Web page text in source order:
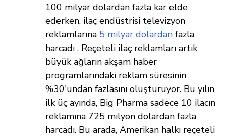
100 milyar dolardan fazla kar elde
ederken, ilaç endüstrisi televizyon
reklamlarına 5 milyar dolardan fazla
harcadı . Reçeteli ilaç reklamları artık
büyük ağların akşam haber
programlarındaki reklam süresinin
%30'undan fazlasını oluşturuyor. Bu yılın
ilk üç ayında, Big Pharma sadece 10 ilacın
reklamına 725 milyon dolardan fazla
harcadı. Bu arada, Amerikan halkı reçeteli